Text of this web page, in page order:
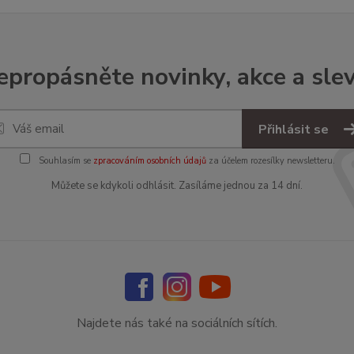
novinky, akce a
Přihlásit se
Souhlasím se zpracováním osobních údajůza účelem rozesílky newsletteru.
Můžete se kdykoli odhlásit. Zasíláme jednou za 14 dní.
Najdete nás také na sociálních sítích.